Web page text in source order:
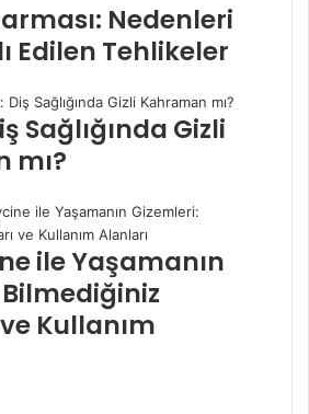
Nedenleri
Edilen Tehlikeler
Sağlığında Gizli
mı?
ile Yaşamanın
Kullanım